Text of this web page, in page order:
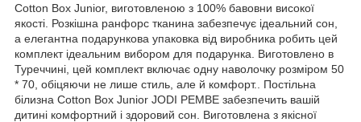
Cotton Box Junior, виготовленою з 100% бавовни високої
якості. Розкішна ранфорс тканина забезпечує ідеальний сон,
а елегантна подарункова упаковка від виробника робить цей
комплект ідеальним вибором для подарунка. Виготовлено в
Туреччині, цей комплект включає одну наволочку розміром 50
* 70, обіцяючи не лише стиль, але й комфорт.. Постільна
білизна Cotton Box Junior JODI PEMBE забезпечить вашій
дитині комфортний і здоровий сон. Виготовлена з якісної